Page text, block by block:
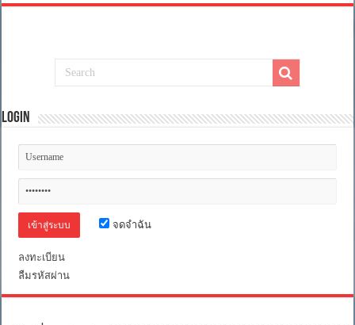
Login
จดจำฉัน
ลงทะเบียน
ลืมรหัสผ่าน